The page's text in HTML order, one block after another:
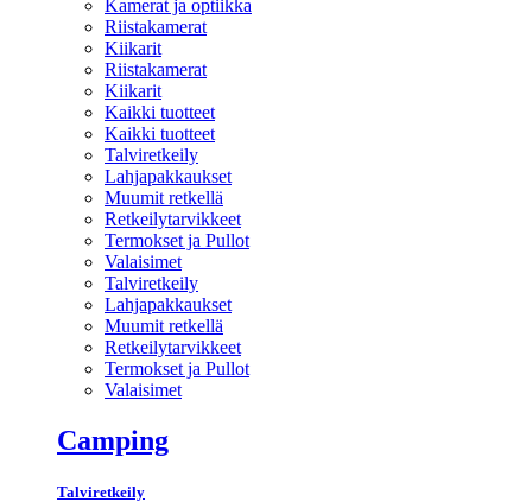
Kamerat ja optiikka
Riistakamerat
Kiikarit
Riistakamerat
Kiikarit
Kaikki tuotteet
Kaikki tuotteet
Talviretkeily
Lahjapakkaukset
Muumit retkellä
Retkeilytarvikkeet
Termokset ja Pullot
Valaisimet
Talviretkeily
Lahjapakkaukset
Muumit retkellä
Retkeilytarvikkeet
Termokset ja Pullot
Valaisimet
Camping
Talviretkeily